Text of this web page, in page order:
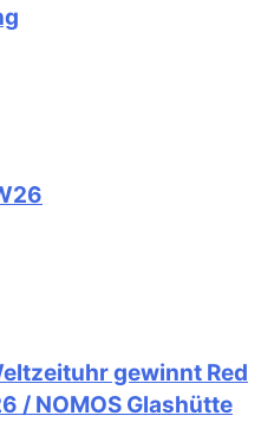
gewinnt Red
/ NOMOS Glashütte